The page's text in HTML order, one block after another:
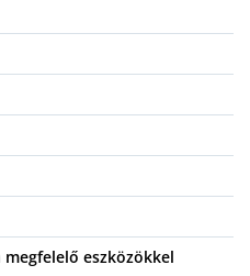
eszközökkel